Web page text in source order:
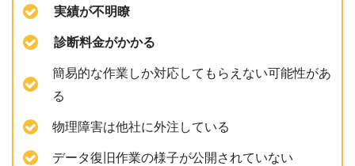
実績が不明瞭
診断料金がかかる
簡易的な作業しか対応してもらえない可能性があ
る
物理障害は他社に外注している
データ復旧作業の様子が公開されていない